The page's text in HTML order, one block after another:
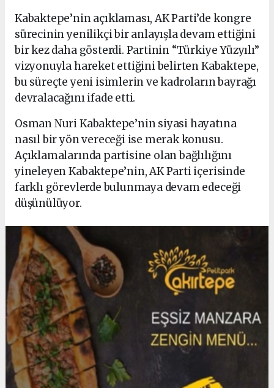
Kabaktepe’nin açıklaması, AK Parti’de kongre
sürecinin yenilikçi bir anlayışla devam ettiğini
bir kez daha gösterdi. Partinin “Türkiye Yüzyılı”
vizyonuyla hareket ettiğini belirten Kabaktepe,
bu süreçte yeni isimlerin ve kadroların bayrağı
devralacağını ifade etti.
Osman Nuri Kabaktepe’nin siyasi hayatına
nasıl bir yön vereceği ise merak konusu.
Açıklamalarında partisine olan bağlılığını
yineleyen Kabaktepe’nin, AK Parti içerisinde
farklı görevlerde bulunmaya devam edeceği
düşünülüyor.